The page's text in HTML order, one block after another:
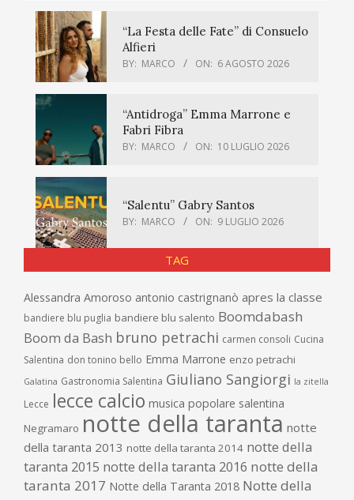
“La Festa delle Fate” di Consuelo
Alfieri
BY: MARCO ON: 6 AGOSTO 2026
“Antidroga” Emma Marrone e
Fabri Fibra
BY: MARCO ON: 10 LUGLIO 2026
“Salentu” Gabry Santos
BY: MARCO ON: 9 LUGLIO 2026
TAG
Alessandra Amoroso antonio castrignanò apres la classe
bandiere blu puglia bandiere blu salento Boomdabash
Boom da Bash bruno petrachi carmen consoli Cucina
Salentina don tonino bello Emma Marrone enzo petrachi
Galatina Gastronomia Salentina Giuliano Sangiorgi la zitella
Lecce lecce calcio musica popolare salentina
Negramaro notte della taranta notte
della taranta 2013 notte della taranta 2014 notte della
taranta 2015 notte della taranta 2016 notte della
taranta 2017 Notte della Taranta 2018 Notte della